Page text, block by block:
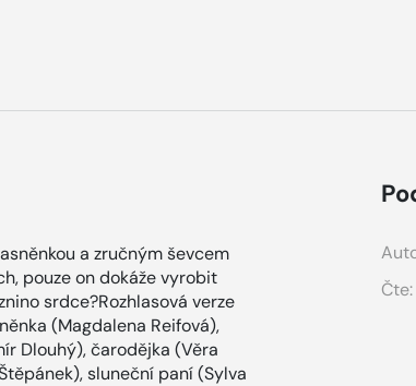
a zručným ševcem
pouze on dokáže vyrobit
srdce?Rozhlasová verze
(Magdalena Reifová),
Dlouhý), čarodějka (Věra
sluneční paní (Sylva
Čte: